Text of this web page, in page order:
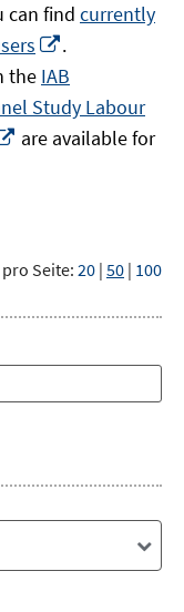
can find currently
neuem
Fenster
öffnen
.
the IAB
Study Labour
In
are available for
Seite:20 | 50 | 100